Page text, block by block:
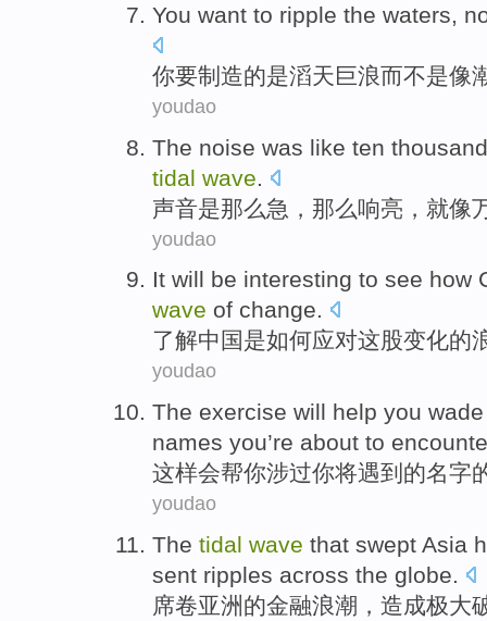
You want to ripple the waters,
你要制造的是滔天巨浪而不是像
youdao
The noise was like ten
tidal wave
声音是那么急，那么响亮，就像
youdao
It will be interesting to see how
wave of change.
了解中国是如何应对这股变化的
youdao
The exercise will help you wade
names you’re about to
这样会帮你涉过你将遇到 的名字
youdao
The tidal wave that swept Asia
sent ripples across the globe.
席卷亚洲 的金融浪潮，造成极大